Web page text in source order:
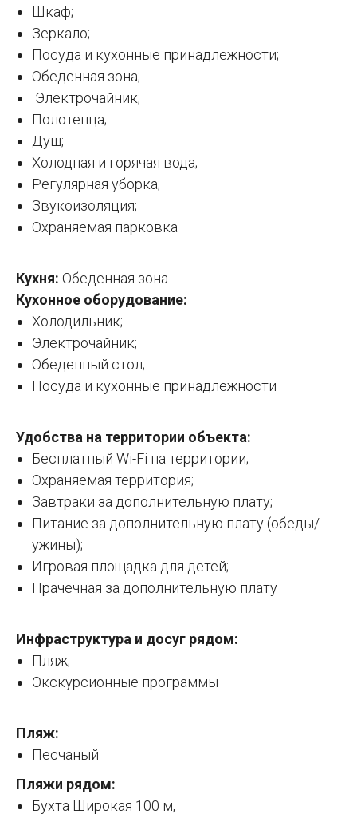
Шкаф;
Зеркало;
Посуда и кухонные принадлежности;
Обеденная зона;
Электрочайник;
Полотенца;
Душ;
Холодная и горячая вода;
Регулярная уборка;
Звукоизоляция;
Охраняемая парковка
Кухня: Обеденная зона
Кухонное оборудование:
Холодильник;
Электрочайник;
Обеденный стол;
Посуда и кухонные принадлежности
Удобства на территории объекта:
Бесплатный Wi-Fi на территории;
Охраняемая территория;
Завтраки за дополнительную плату;
Питание за дополнительную плату (обеды/
ужины);
Игровая площадка для детей;
Прачечная за дополнительную плату
Инфраструктура и досуг рядом:
Пляж;
Экскурсионные программы
Пляж:
Песчаный
Пляжи рядом:
Бухта Широкая 100 м,